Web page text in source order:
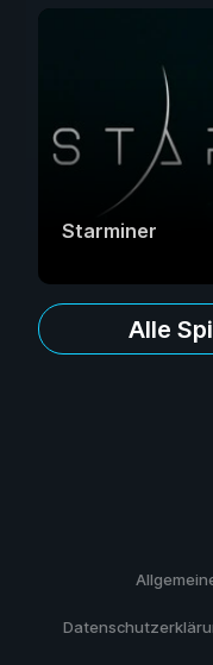
Starminer
Alle